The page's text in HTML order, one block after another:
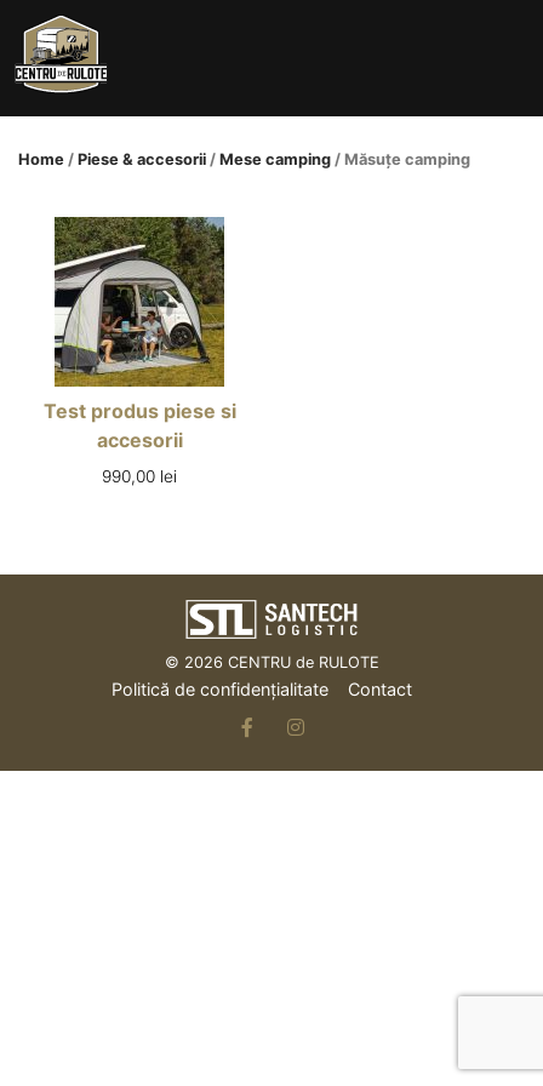
content
Home / Piese & accesorii / Mese camping / Măsuțe camping
Test produs piese si
accesorii
990,00 lei
© 2026 CENTRU de RULOTE
Politică de confidențialitate Contact